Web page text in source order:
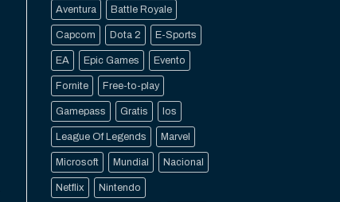
Aventura Battle Royale
Capcom Dota 2 E-Sports
EA Epic Games Evento
Fornite Free-to-play
Gamepass Gratis Ios
League Of Legends Marvel
Microsoft Mundial Nacional
Netflix Nintendo